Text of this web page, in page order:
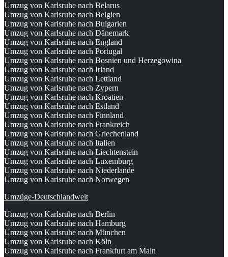
Umzug von Karlsruhe nach Belarus
Umzug von Karlsruhe nach Belgien
Umzug von Karlsruhe nach Bulgarien
Umzug von Karlsruhe nach Dänemark
Umzug von Karlsruhe nach England
Umzug von Karlsruhe nach Portugal
Umzug von Karlsruhe nach Bosnien und Herzegowina
Umzug von Karlsruhe nach Irland
Umzug von Karlsruhe nach Lettland
Umzug von Karlsruhe nach Zypern
Umzug von Karlsruhe nach Kroatien
Umzug von Karlsruhe nach Estland
Umzug von Karlsruhe nach Finnland
Umzug von Karlsruhe nach Frankreich
Umzug von Karlsruhe nach Griechenland
Umzug von Karlsruhe nach Italien
Umzug von Karlsruhe nach Liechtenstein
Umzug von Karlsruhe nach Luxemburg
Umzug von Karlsruhe nach Niederlande
Umzug von Karlsruhe nach Norwegen
Umzüge-Deutschlandweit
Umzug von Karlsruhe nach Berlin
Umzug von Karlsruhe nach Hamburg
Umzug von Karlsruhe nach München
Umzug von Karlsruhe nach Köln
Umzug von Karlsruhe nach Frankfurt am Main